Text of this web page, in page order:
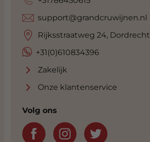
+31(0)610834396
support@grandcruwijnen.nl
Rijksstraatweg 24, Dordrecht
Zakelijk
Onze klantenservice
Volg ons